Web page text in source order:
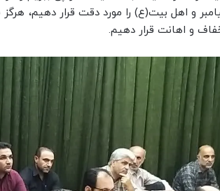
و اهل بیت(ع) را مورد دقت قرار دهیم،
و اهانت قرار دهیم.